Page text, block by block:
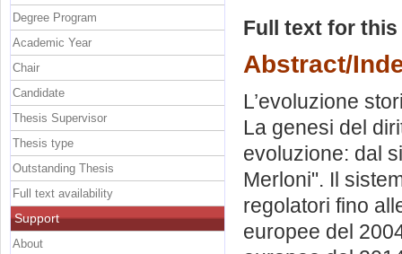
Full text for
Abstract/
L’evoluzione
La genesi del
evoluzione: dal
Merloni". Il
regolatori fino
europee del
Degree Program
Academic Year
Chair
Candidate
Thesis Supervisor
Thesis type
Outstanding Thesis
Full text availability
Support
About